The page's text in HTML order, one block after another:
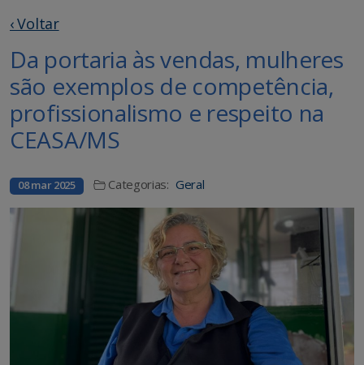
‹ Voltar
Da portaria às vendas, mulheres
são exemplos de competência,
profissionalismo e respeito na
CEASA/MS
08 mar 2025 Categorias: Geral